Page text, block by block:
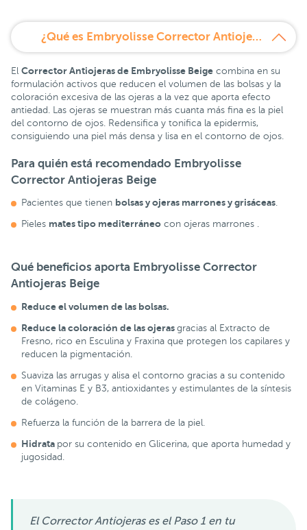
¿Qué es Embryolisse Corrector Antiojeras Beige 8 ml?
El Corrector Antiojeras de Embryolisse Beige combina en su
formulación activos que reducen el volumen de las bolsas y la
coloración excesiva de las ojeras a la vez que aporta efecto
antiedad. Las ojeras se muestran más cuanta más fina es la piel
del contorno de ojos. Redensifica y tonifica la epidermis,
consiguiendo una piel más densa y lisa en el contorno de ojos.
Para quién está recomendado Embryolisse
Corrector Antiojeras Beige
Pacientes que tienen bolsas y ojeras marrones y grisáceas.
Pieles mates tipo mediterráneo con ojeras marrones .
Qué beneficios aporta Embryolisse Corrector
Antiojeras Beige
Reduceel volumen de las bolsas.
Reduce la coloración de lasojeras gracias al Extracto de
Fresno, rico en Esculina y Fraxina que protegen los capilares y
reducen la pigmentación.
Suaviza las arrugas y alisa el contorno gracias a su contenido
en Vitaminas E y B3, antioxidantes y estimulantes de la síntesis
de colágeno.
Refuerza la función de la barrera de la piel.
Hidrata por su contenido en Glicerina, que aporta humedad y
jugosidad.
El Corrector Antiojeras es el Paso 1 en tu